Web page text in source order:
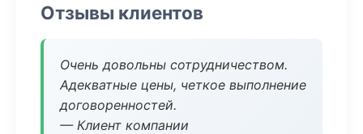
Отзывы клиентов
Очень довольны сотрудничеством.
Адекватные цены, четкое выполнение
договоренностей.
— Клиент компании